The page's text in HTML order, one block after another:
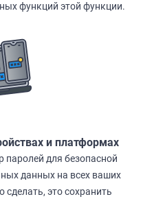
функций этой функции.
и платформах
для безопасной
данных на всех ваших
сделать, это сохранить